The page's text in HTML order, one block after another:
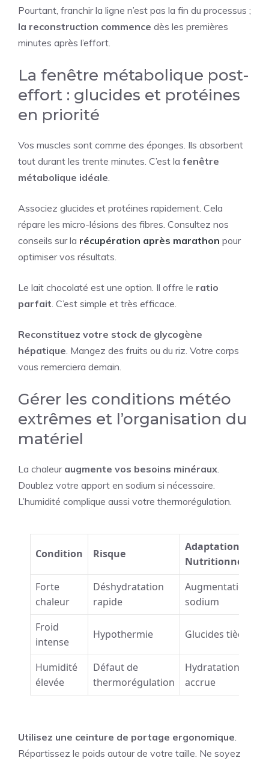
Pourtant, franchir la ligne n’est pas la fin du processus ;
la reconstruction commence dès les premières
minutes après l’effort.
La fenêtre métabolique post-
effort : glucides et protéines
en priorité
Vos muscles sont comme des éponges. Ils absorbent
tout durant les trente minutes. C’est la fenêtre
métabolique idéale.
Associez glucides et protéines rapidement. Cela
répare les micro-lésions des fibres. Consultez nos
conseils sur la récupération après marathon pour
optimiser vos résultats.
Le lait chocolaté est une option. Il offre le ratio
parfait. C’est simple et très efficace.
Reconstituez votre stock de glycogène
hépatique. Mangez des fruits ou du riz. Votre corps
vous remerciera demain.
Gérer les conditions météo
extrêmes et l’organisation du
matériel
La chaleur augmente vos besoins minéraux.
Doublez votre apport en sodium si nécessaire.
L’humidité complique aussi votre thermorégulation.
Condition Risque
Adaptation
Nutritionnelle
Forte
chaleur
Déshydratation
rapide
Augmentation
sodium
Froid
intense
Hypothermie Glucides tièdes
Humidité
élevée
Défaut de
thermorégulation
Hydratation
accrue
Utilisez une ceinture de portage ergonomique.
Répartissez le poids autour de votre taille. Ne soyez